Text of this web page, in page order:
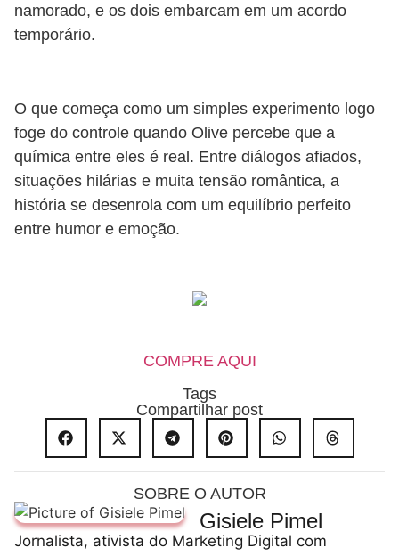
namorado, e os dois embarcam em um acordo
temporário.
O que começa como um simples experimento logo
foge do controle quando Olive percebe que a
química entre eles é real. Entre diálogos afiados,
situações hilárias e muita tensão romântica, a
história se desenrola com um equilíbrio perfeito
entre humor e emoção.
COMPRE AQUI
Tags
Compartilhar post
SOBRE O AUTOR
Gisiele Pimel
Jornalista, ativista do Marketing Digital com